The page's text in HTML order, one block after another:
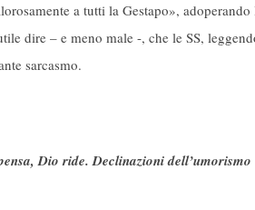
a tutti la Gestapo»,
dire – e meno male -, che le SS,
sarcasmo.
Dio ride. Declinazioni